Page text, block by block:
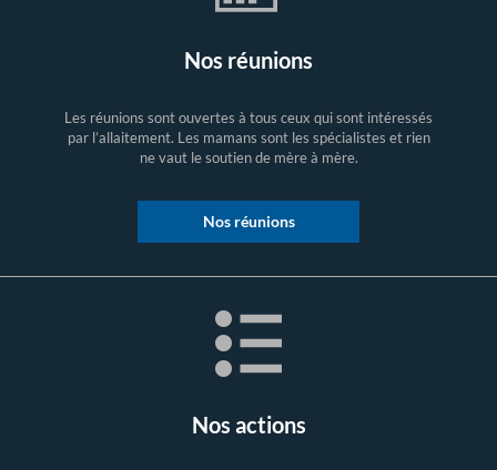
Nos réunions
Les réunions sont ouvertes à tous ceux qui sont intéressés
par l’allaitement. Les mamans sont les spécialistes et rien
ne vaut le soutien de mère à mère.
Nos réunions
Nos actions